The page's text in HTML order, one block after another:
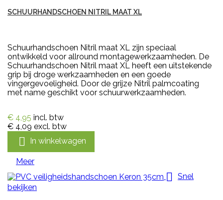
SCHUURHANDSCHOEN NITRIL MAAT XL
Schuurhandschoen Nitril maat XL zijn speciaal
ontwikkeld voor allround montagewerkzaamheden. De
Schuurhandschoen Nitril maat XL heeft een uitstekende
grip bij droge werkzaamheden en een goede
vingergevoeligheid. Door de grijze Nitril palmcoating
met name geschikt voor schuurwerkzaamheden.
€ 4,95 incl. btw
€ 4,09 excl. btw
 In winkelwagen
Meer
 Snel
bekijken